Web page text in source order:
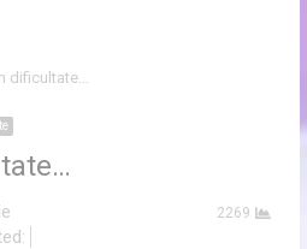
dificultate…
2269